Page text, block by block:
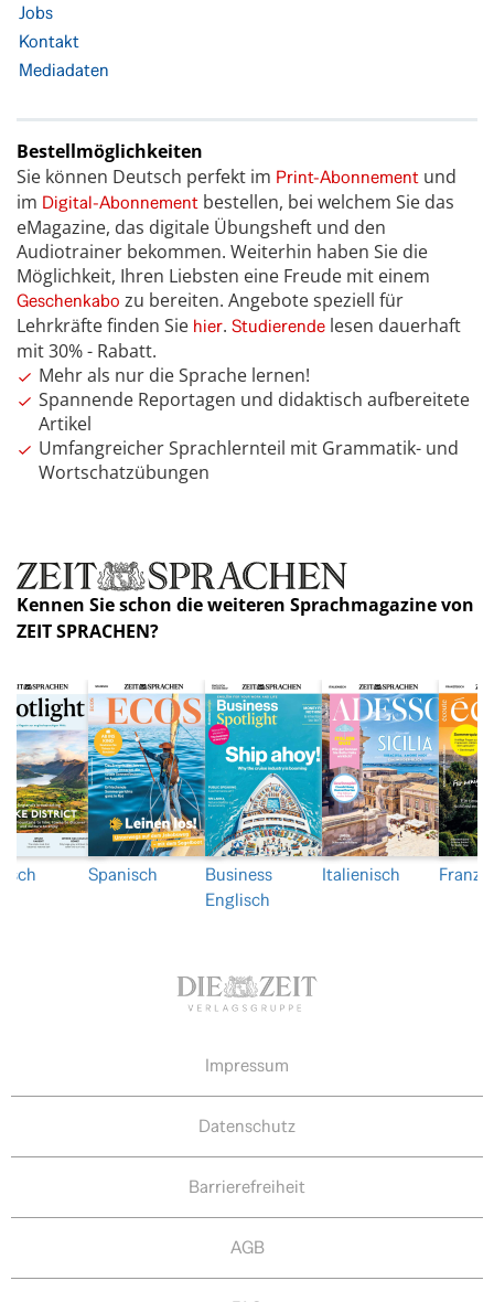
Jobs
Kontakt
Mediadaten
Bestellmöglichkeiten
Sie können Deutsch perfekt im Print-Abonnement und
im Digital-Abonnement bestellen, bei welchem Sie das
eMagazine, das digitale Übungsheft und den
Audiotrainer bekommen. Weiterhin haben Sie die
Möglichkeit, Ihren Liebsten eine Freude mit einem
Geschenkabo zu bereiten. Angebote speziell für
Lehrkräfte finden Sie hier. Studierende lesen dauerhaft
mit 30% - Rabatt.
Mehr als nur die Sprache lernen!
Spannende Reportagen und didaktisch aufbereitete
Artikel
Umfangreicher Sprachlernteil mit Grammatik- und
Wortschatzübungen
Kennen Sie schon die weiteren Sprachmagazine von
ZEIT SPRACHEN?
Spanisch
Business
Englisch
Italienisch
Impressum
Datenschutz
Barrierefreiheit
AGB